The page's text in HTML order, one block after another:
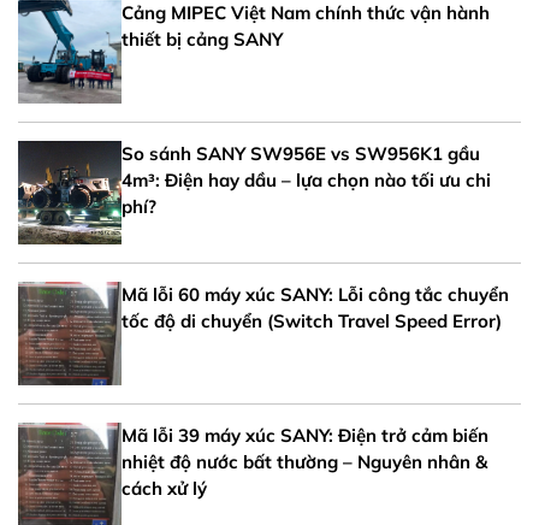
Cảng MIPEC Việt Nam chính thức vận hành
thiết bị cảng SANY
So sánh SANY SW956E vs SW956K1 gầu
4m³: Điện hay dầu – lựa chọn nào tối ưu chi
phí?
Mã lỗi 60 máy xúc SANY: Lỗi công tắc chuyển
tốc độ di chuyển (Switch Travel Speed Error)
Mã lỗi 39 máy xúc SANY: Điện trở cảm biến
nhiệt độ nước bất thường – Nguyên nhân &
cách xử lý